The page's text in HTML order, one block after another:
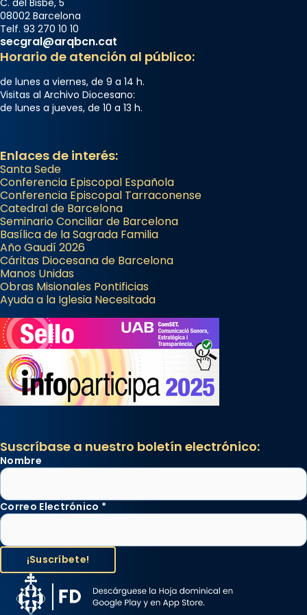
C. del Bisbe, 5
08002 Barcelona
Telf. 93 270 10 10
secgral@arqbcn.cat
Horario de atención al público:
de lunes a viernes, de 9 a 14 h.
Visitas al Archivo Diocesano:
de lunes a jueves, de 10 a 13 h.
Enlaces de interés:
Santa Sede
Conferencia Episcopal Española
Conferencia Episcopal Tarraconense
Catedral de Barcelona
Seminario Conciliar de Barcelona
Basílica de la Sagrada Familia
Año Gaudí 2026
Cáritas Diocesana de Barcelona
Manos Unidas
Obras Misionales Pontificias
Ayuda a la Iglesia Necesitada
Suscríbase a nuestro boletín electrónico:
Nombre
Correo Electrónico *